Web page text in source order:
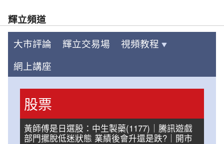
輝立頻道
大市評論 輝立交易場
視頻教程
網上講座
股票
黃師傅是日選股：中生製藥(1177)｜騰訊遊戲
部門擺脫低迷狀態 業績後會升還是跌?｜開市